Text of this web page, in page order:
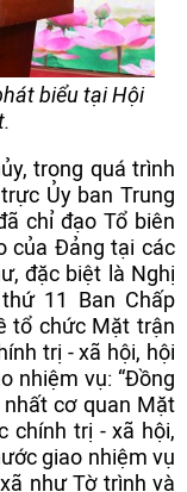
biểu tại Hội
trong quá trình
Ủy ban Trung
chỉ đạo Tổ biên
của Đảng tại các
đặc biệt là Nghị
11 Ban Chấp
tổ chức Mặt trận
trị - xã hội, hội
nhiệm vụ: “Đồng
cơ quan Mặt
chính trị - xã hội,
giao nhiệm vụ
như Tờ trình và